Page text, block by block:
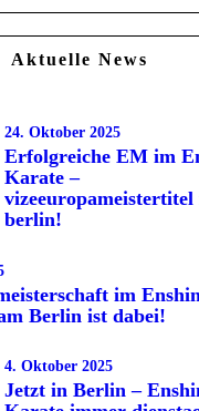
Aktuelle News
Erfolgreiche EM im
Karate –
berlin!
24. Oktober 2025
im Enshin
Berlin ist dabei!
Jetzt in Berlin –
4. Oktober 2025